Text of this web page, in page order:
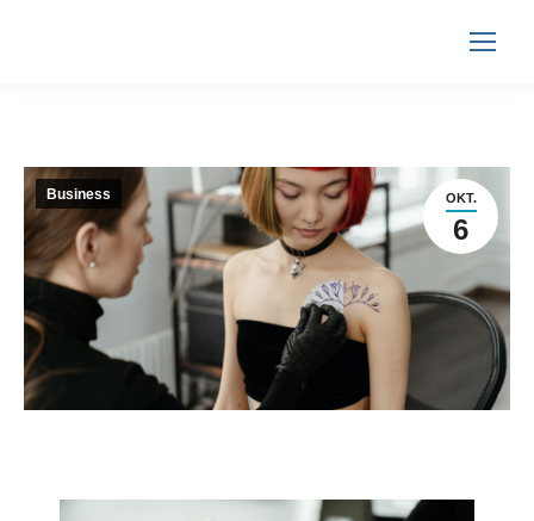
OKT.
6
Business